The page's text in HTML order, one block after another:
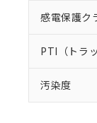
感電保護ク
PTI（トラ
汚染度